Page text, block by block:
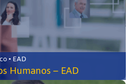
• EAD
Humanos – EAD